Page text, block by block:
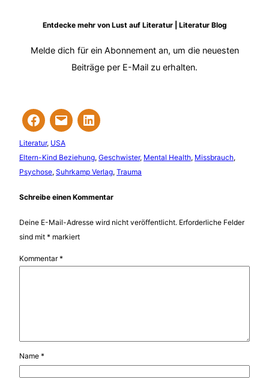
Entdecke mehr von Lust auf Literatur | Literatur Blog
Melde dich für ein Abonnement an, um die neuesten
Beiträge per E-Mail zu erhalten.
Literatur, USA
Eltern-Kind Beziehung, Geschwister, Mental Health, Missbrauch
Psychose, Suhrkamp Verlag, Trauma
Schreibe einen Kommentar
Deine E-Mail-Adresse wird nicht veröffentlicht. Erforderliche Felder
sind mit * markiert
Kommentar*
Name *